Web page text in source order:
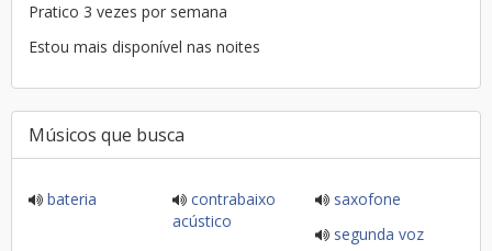
Pratico 3 vezes por semana
Estou mais disponível nas noites
Músicos que busca
bateria
contrabaixo
acústico
saxofone
segunda voz